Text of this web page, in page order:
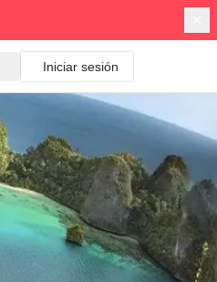
Iniciar sesión